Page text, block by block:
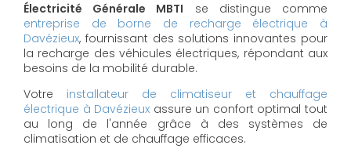
Électricité Générale MBTI se distingue comme
entreprise de borne de recharge électrique à
Davézieux, fournissant des solutions innovantes pour
la recharge des véhicules électriques, répondant aux
besoins de la mobilité durable.
Votre installateur de climatiseur et chauffage
électrique à Davézieux assure un confort optimal tout
au long de l'année grâce à des systèmes de
climatisation et de chauffage efficaces.